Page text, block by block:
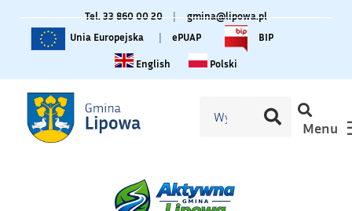
Tel. 33 860 00 20 |
gmina@lipowa.pl
Unia Europejska
| ePUAP
BIP
Change language to English
English Zmiana języka na polski
Polski
Menu